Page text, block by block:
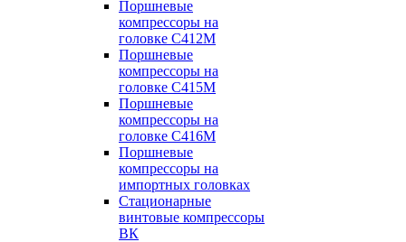
Поршневые
компрессоры на
головке С412М
Поршневые
компрессоры на
головке С415М
Поршневые
компрессоры на
головке С416М
Поршневые
компрессоры на
импортных головках
Стационарные
винтовые компрессоры
ВК